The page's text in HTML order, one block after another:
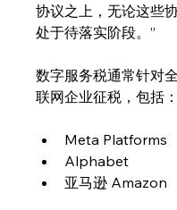
协议之上，无论这些
处于待落实阶段。”
数字服务税通常针对
联网企业征税，包括：
Meta Platforms
Alphabet
亚马逊 Amazon